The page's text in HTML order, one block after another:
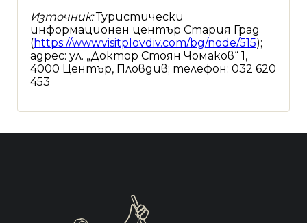
Източник:Туристически
информационен център Стария Град
(https://www.visitplovdiv.com/bg/node/515);
адрес: ул. „Доктор Стоян Чомаков“ 1,
4000 Център, Пловдив; телефон: 032 620
453